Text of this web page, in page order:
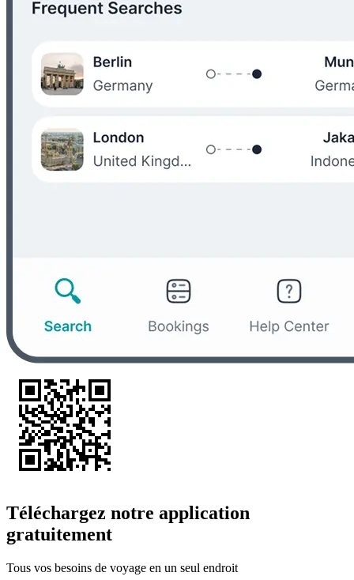
Téléchargez notre application
gratuitement
Tous vos besoins de voyage en un seul endroit